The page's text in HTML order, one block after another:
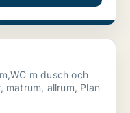
m dusch och
matrum, allrum, Plan